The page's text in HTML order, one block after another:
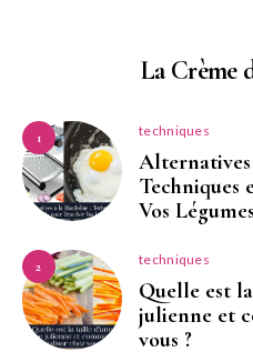
La Crème
1 techniques
Techniques
Vos Légumes
2 techniques
Quelle est
julienne et
vous ?